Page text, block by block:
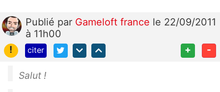
Publié par Gameloft france le 22/09/2011
à 11h00
!
citer + -
Salut !